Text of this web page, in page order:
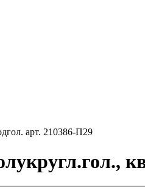
арт. 210386-П29